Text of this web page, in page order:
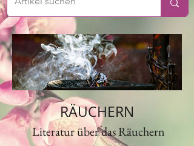
RÄUCHERN
Literatur über das Räuchern